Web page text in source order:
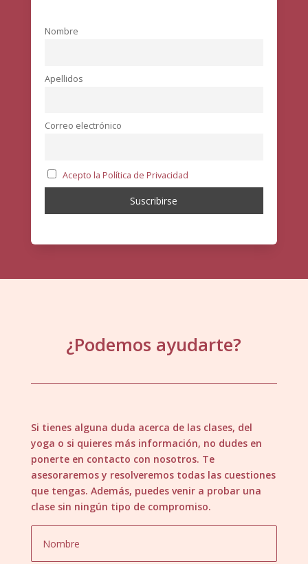
Nombre
Apellidos
Correo electrónico
Acepto la Política de Privacidad
¿Podemos ayudarte?
Si tienes alguna duda acerca de las clases, del
yoga o si quieres más información, no dudes en
ponerte en contacto con nosotros. Te
asesoraremos y resolveremos todas las cuestiones
que tengas. Además, puedes venir a probar una
clase sin ningún tipo de compromiso.